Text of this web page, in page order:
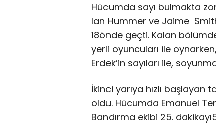
Hücumda sayı bulmakta
Ian Hummer ve Jaime
18önde geçti. Kalan
yerli oyuncuları ile
Erdek’in sayıları ile,
İkinci yarıya hızlı başlayan
oldu. Hücumda Emanuel
Bandırma ekibi 25.